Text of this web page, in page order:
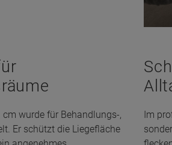
wurde für Behandlungs-,
Er schützt die Liegefläche
Im